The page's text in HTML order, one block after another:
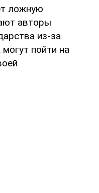
ложную
авторы
из-за
пойти на